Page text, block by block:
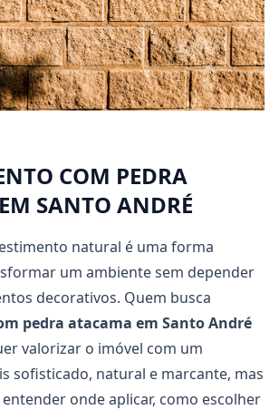
COM PEDRA
SANTO ANDRÉ
natural é uma forma
um ambiente sem depender
decorativos. Quem busca
pedra atacama em Santo André
valorizar o imóvel com um
sofisticado, natural e marcante, mas
onde aplicar, como escolher